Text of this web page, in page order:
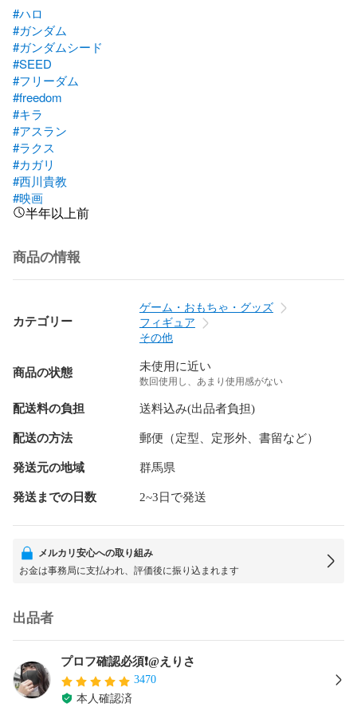
#ハロ
#ガンダム
#ガンダムシード
#SEED
#フリーダム
#freedom
#キラ
#アスラン
#ラクス
#カガリ
#西川貴教
#映画
半年以上前
商品の情報
カテゴリー
ゲーム・おもちゃ・グッズ
フィギュア
その他
商品の状態 未使用に近い
数回使用し、あまり使用感がない
配送料の負担 送料込み(出品者負担)
配送の方法 郵便（定型、定形外、書留など）
発送元の地域 群馬県
発送までの日数 2~3日で発送
メルカリ安心への取り組み
お金は事務局に支払われ、評価後に振り込まれます
出品者
プロフ確認必須❗️@えりさ
3470
本人確認済